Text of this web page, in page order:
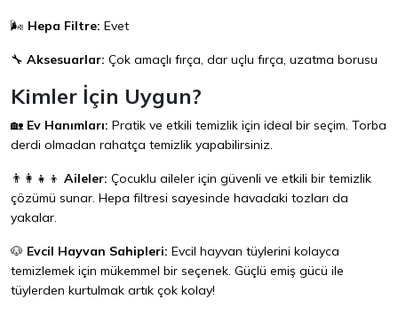
🌬️ Hepa Filtre: Evet
🔧 Aksesuarlar: Çok amaçlı fırça, dar uçlu fırça, uzatma borusu
Kimler İçin Uygun?
🏡 Ev Hanımları: Pratik ve etkili temizlik için ideal bir seçim. Torba
derdi olmadan rahatça temizlik yapabilirsiniz.
👨‍👩‍👧‍👦 Aileler: Çocuklu aileler için güvenli ve etkili bir temizlik
çözümü sunar. Hepa filtresi sayesinde havadaki tozları da
yakalar.
🐶 Evcil Hayvan Sahipleri: Evcil hayvan tüylerini kolayca
temizlemek için mükemmel bir seçenek. Güçlü emiş gücü ile
tüylerden kurtulmak artık çok kolay!